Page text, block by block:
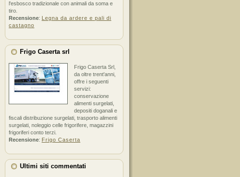
l'esbosco tradizionale con animali da soma e
tiro.
Recensione: Legna da ardere e pali di
castagno
Frigo Caserta srl
Frigo Caserta Srl,
da oltre trent'anni,
offre i seguenti
servizi:
conservazione
alimenti surgelati,
depositi doganali e
fiscali distribuzione surgelati, trasporto alimenti
surgelati, noleggio celle frigorifere, magazzini
frigoriferi conto terzi.
Recensione: Frigo Caserta
Ultimi siti commentati